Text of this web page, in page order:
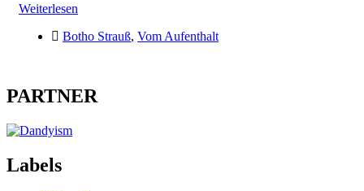
Weiterlesen
Botho Strauß, Vom Aufenthalt
PARTNER
Labels